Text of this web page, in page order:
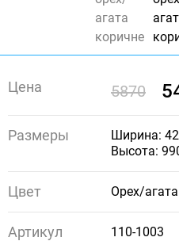
Цена 5870
Размеры Ширина:
Высота:
Цвет Орех/
Артикул 110-1003